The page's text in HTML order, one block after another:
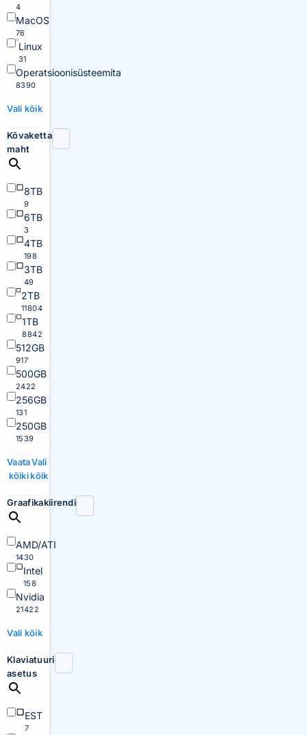
4
MacOS
76
Linux
31
Operatsioonisüsteemita
8390
Vali kõik
Kõvaketta
maht
8TB
9
6TB
3
4TB
198
3TB
49
2TB
11804
1TB
8842
512GB
917
500GB
2422
256GB
131
250GB
1539
Vaata
kõiki
Vali
kõik
Graafikakiirendi
AMD/ATI
1430
Intel
158
Nvidia
21422
Vali kõik
Klaviatuuri
asetus
EST
7